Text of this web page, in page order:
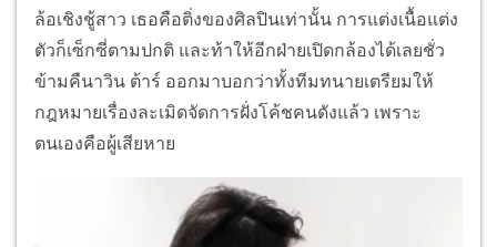
ล้อเชิงชู้สาว เธอคือติ่งของศิลปินเท่านั้น การแต่งเนื้อแต่ง
ตัวก็เซ็กซี่ตามปกติ และท้าให้อีกฝ่ายเปิดกล้องได้เลยชั่ว
ข้ามคืนาวิน ต้าร์ ออกมาบอกว่าทั้งทีมทนายเตรียมให้
กฎหมายเรื่องละเมิดจัดการฝั่งโค้ชคนดังแล้ว เพราะ
ตนเองคือผู้เสียหาย